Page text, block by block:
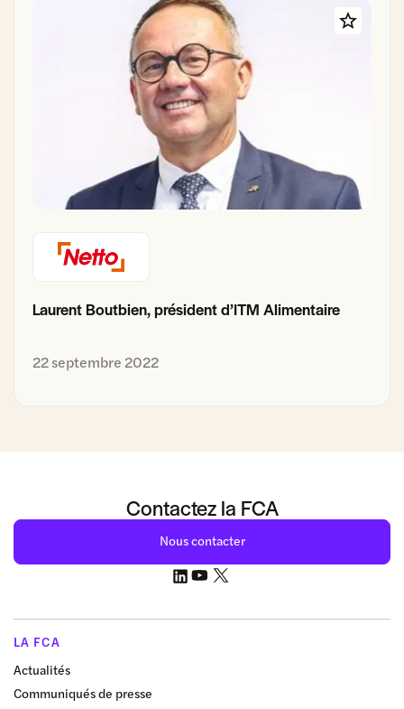
Laurent Boutbien, président d’ITM Alimentaire
22 septembre 2022
Contactez la FCA
Nous contacter
LA FCA
Actualités
Communiqués de presse